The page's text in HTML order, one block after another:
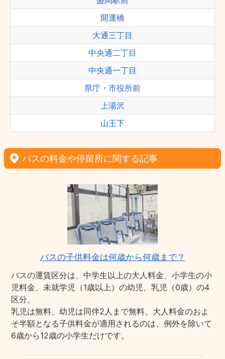
開運橋
大通三丁目
中央通二丁目
中央通一丁目
県庁・市役所前
上湯沢
山王下
バスの料金や停留所に関する記事
バスの子供料金は何歳から何歳まで？
バスの運賃区分は、中学生以上の大人料金、小学生の小
児料金、未就学児（1歳以上）の幼児、乳児（0歳）の4
区分。
乳児は無料、幼児は同伴2人まで無料、大人料金のおよ
そ半額となる子供料金が適用されるのは、例外を除いて
6歳から12歳の小学生だけです。